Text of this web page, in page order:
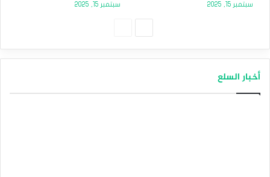
سبتمبر 15, 2025 سبتمبر 15, 2025
أخبار السلع